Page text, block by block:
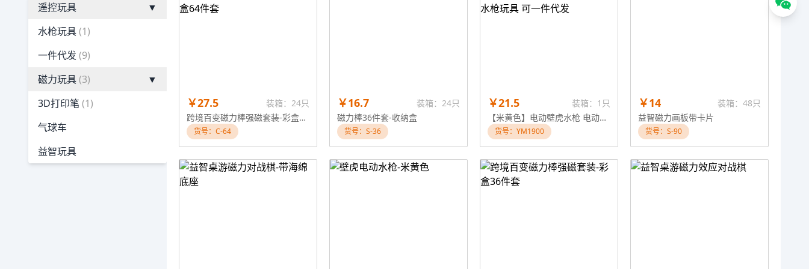
遥控玩具
▼
水枪玩具(1)
一件代发 (9)
磁力玩具(3)
▼
3D打印笔 (1)
气球车
益智玩具
￥27.5
装箱：24只
跨境百变磁力棒强磁套装-彩盒64件套
货号：C-64
￥16.7
装箱：24只
磁力棒36件套-收纳盒
货号：S-36
￥21.5
装箱：1只
【米黄色】电动壁虎水枪 电动水枪玩具 可一件代发
货号：YM1900
￥14
装箱：48只
益智磁力画板带卡片
货号：S-90